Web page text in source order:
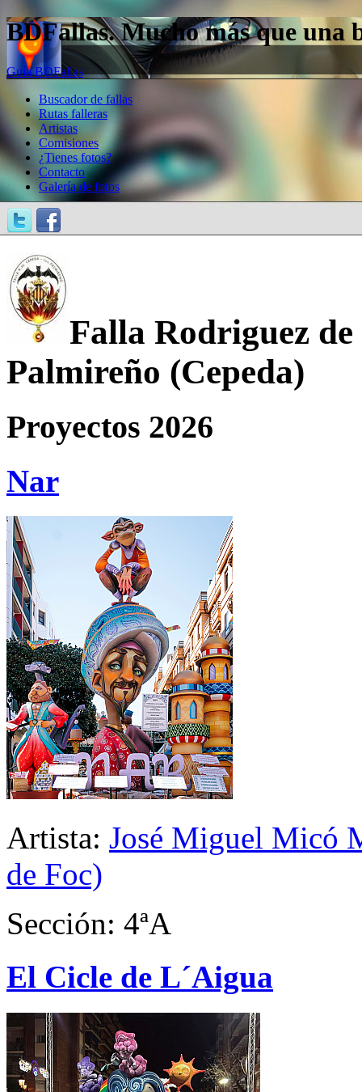
BDFallas. Mucho más que una
Guía BDFallas
Buscador de fallas
Rutas falleras
Artistas
Comisiones
¿Tienes fotos?
Contacto
Galería de fotos
Falla Rodriguez
Palmireño (Cepeda)
Proyectos 2026
Nar
Artista: José Miguel Micó
de Foc)
Sección: 4ªA
El Cicle de L´Aigua